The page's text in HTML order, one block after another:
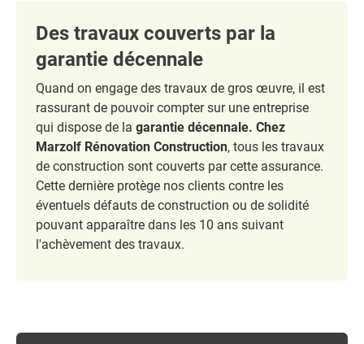
Des travaux couverts par la
garantie décennale
Quand on engage des travaux de gros œuvre, il est
rassurant de pouvoir compter sur une entreprise
qui dispose de la garantie décennale. Chez
Marzolf Rénovation Construction, tous les travaux
de construction sont couverts par cette assurance.
Cette dernière protège nos clients contre les
éventuels défauts de construction ou de solidité
pouvant apparaître dans les 10 ans suivant
l'achèvement des travaux.